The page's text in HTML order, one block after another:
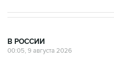
В РОССИИ
00:05, 9 августа 2026